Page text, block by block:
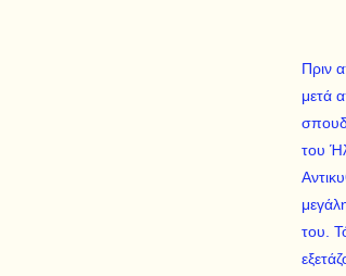
Πριν
μετά
του
του.